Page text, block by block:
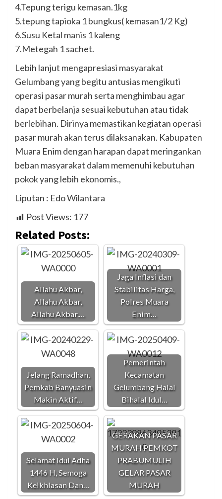
4.Tepung terigu kemasan.1kg
5.tepung tapioka 1 bungkus( kemasan1/2 Kg)
6.Susu Ketal manis 1 kaleng
7.Metegah 1 sachet.
Lebih lanjut mengapresiasi masyarakat
Gelumbang yang begitu antusias mengikuti
operasi pasar murah serta menghimbau agar
dapat berbelanja sesuai kebutuhan atau tidak
berlebihan. Dirinya memastikan kegiatan operasi
pasar murah akan terus dilaksanakan. Kabupaten
Muara Enim dengan harapan dapat meringankan
beban masyarakat dalam memenuhi kebutuhan
pokok yang lebih ekonomis.,
Liputan : Edo Wilantara
Post Views: 177
Related Posts:
Allahu Akbar,
Allahu Akbar,
Allahu Akbar.…
Jaga Inflasi dan
Stabilitas Harga,
Polres Muara
Enim…
Jelang Ramadhan,
Pemkab Banyuasin
Makin Aktif…
Pemerintah
Kecamatan
Gelumbang Halal
Bihalal Idul…
Selamat Idul Adha
1446 H, Semoga
Keikhlasan Dan…
GERAKAN PASAR
MURAH PEMKOT
PRABUMULIH
GELAR PASAR
MURAH